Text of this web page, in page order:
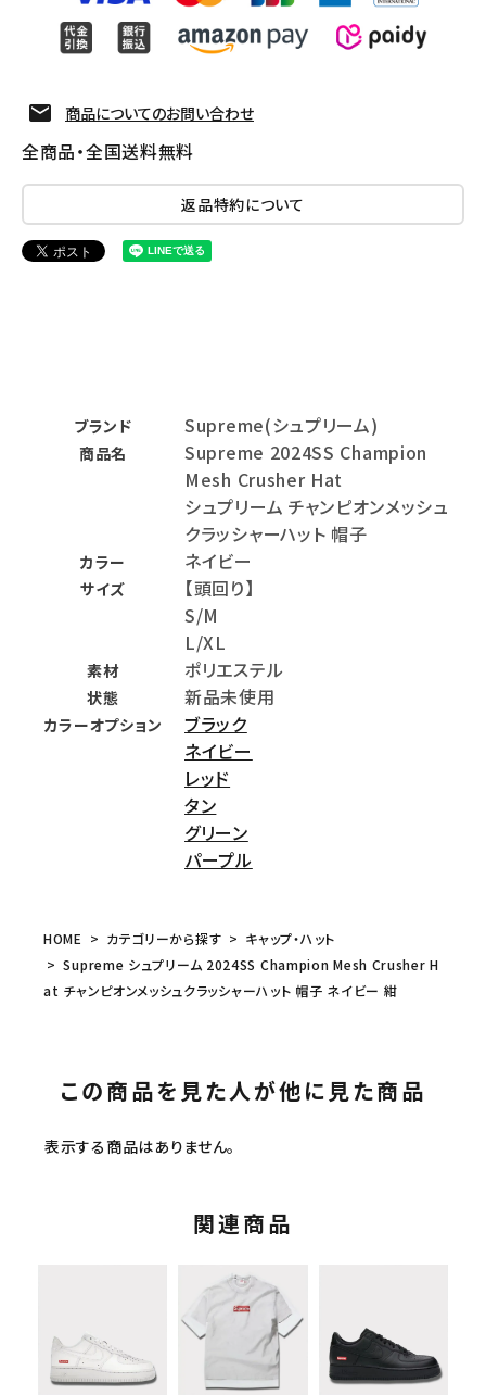
商品についてのお問い合わせ
全商品・全国送料無料
返品特約について
ブランド Supreme(シュプリーム)
商品名
Supreme 2024SS Champion
Mesh Crusher Hat
シュプリーム チャンピオンメッシュ
クラッシャーハット 帽子
カラー ネイビー
サイズ
【頭回り】
S/M
L/XL
素材 ポリエステル
状態 新品未使用
カラーオプション
ブラック
ネイビー
レッド
タン
グリーン
パープル
HOME カテゴリーから探す
キャップ・ハット
Supreme シュプリーム 2024SS Champion Mesh Crusher H
at チャンピオンメッシュクラッシャーハット 帽子 ネイビー 紺
この商品を見た人が他に見た商品
表示する商品はありません。
関連商品